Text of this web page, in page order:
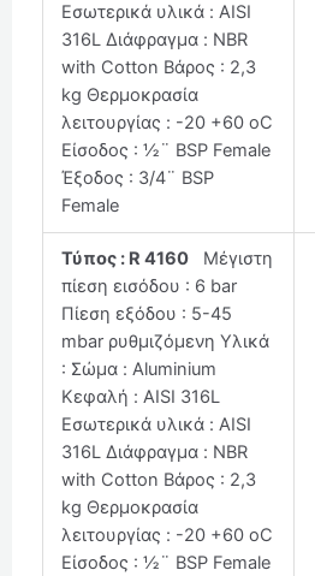
Εσωτερικά υλικά : AISI
316L Διάφραγμα : NBR
with Cotton Βάρος : 2,3
kg Θερμοκρασία
λειτουργίας : -20 +60 oC
Είσοδος : ½¨ BSP Female
Έξοδος : 3/4¨ BSP
Female
Τύπος : R 4160Μέγιστη
πίεση εισόδου : 6 bar
Πίεση εξόδου : 5-45
mbar ρυθμιζόμενη Υλικά
: Σώμα : Aluminium
Κεφαλή : AISI 316L
Εσωτερικά υλικά : AISI
316L Διάφραγμα : NBR
with Cotton Βάρος : 2,3
kg Θερμοκρασία
λειτουργίας : -20 +60 oC
Είσοδος : ½¨ BSP Female